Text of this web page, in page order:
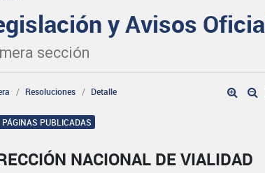
y Avisos
sección
Resoluciones Detalle
PÁGINAS PUBLICADAS
NACIONAL DE VIALIDAD